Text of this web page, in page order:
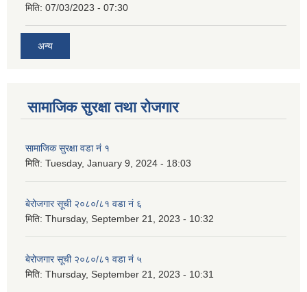
मिति: 07/03/2023 - 07:30
अन्य
सामाजिक सुरक्षा तथा रोजगार
सामाजिक सुरक्षा वडा नं १
मिति: Tuesday, January 9, 2024 - 18:03
बेरोजगार सूची २०८०/८१ वडा नं ६
मिति: Thursday, September 21, 2023 - 10:32
बेरोजगार सूची २०८०/८१ वडा नं ५
मिति: Thursday, September 21, 2023 - 10:31